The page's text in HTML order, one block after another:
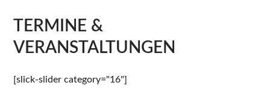
TERMINE &
VERANSTALTUNGEN
[slick-slider category="16"]